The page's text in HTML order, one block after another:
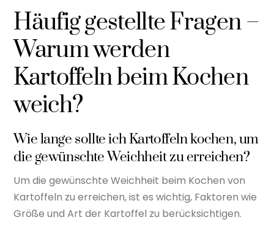
Häufig gestellte Fragen –
Warum werden
Kartoffeln beim Kochen
weich?
Wie lange sollte ich Kartoffeln kochen, um
die gewünschte Weichheit zu erreichen?
Um die gewünschte Weichheit beim Kochen von
Kartoffeln zu erreichen, ist es wichtig, Faktoren wie
Größe und Art der Kartoffel zu berücksichtigen.